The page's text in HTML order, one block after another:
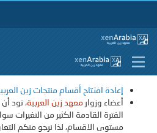
إعادة افتتاح أقسام منتجات زين
أعضاء وزوار معهد زين العربية، نود
الفترة القادمة الكثير من التغيرات
مستوى الاقسام، لذا نرجو منكم